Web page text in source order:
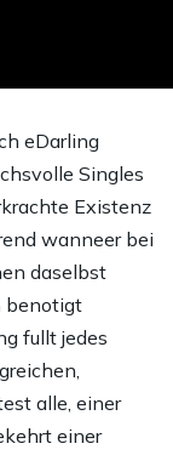
eDarling
Singles
Existenz
wanneer bei
daselbst
benotigt
fullt jedes
alle, einer
einer